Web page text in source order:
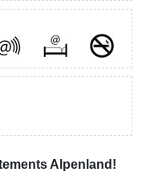
Alpenland!